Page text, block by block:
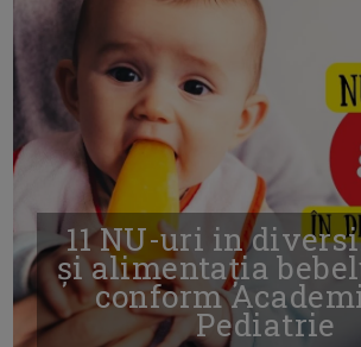
11 NU-uri in
și alimentația
conform
Pediatrie